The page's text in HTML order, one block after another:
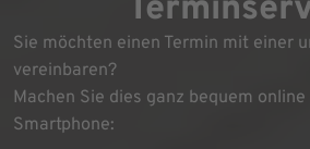
Sie möchten einen Termin mit einer
vereinbaren?
Machen Sie dies ganz bequem
Smartphone: